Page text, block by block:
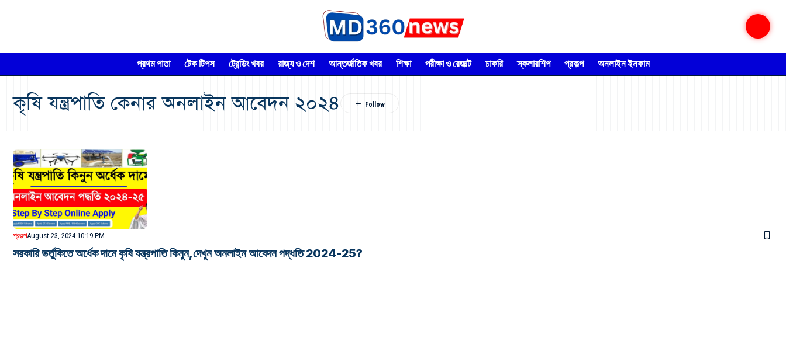
প্রথম পাতা টেক টিপস ট্রেন্ডিং খবর রাজ্য ও দেশ আন্তর্জাতিক খবর শিক্ষা পরীক্ষা ও রেজাল্ট চাকরি স্কলারশিপ প্রকল্প অনলাইন ইনকাম
কৃষি যন্ত্রপাতি কেনার অনলাইন আবেদন ২০২৪
প্রকল্পAugust 23, 2024 10:19 PM
সরকারি ভর্তুকিতে অর্ধেক দামে কৃষি যন্ত্রপাতি কিনুন,দেখুন অনলাইন আবেদন পদ্ধতি 2024-25?